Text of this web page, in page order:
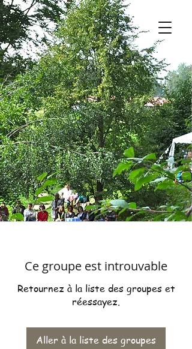
Ce groupe est introuvable
Retournez à la liste des groupes et
réessayez.
Aller à la liste des groupes